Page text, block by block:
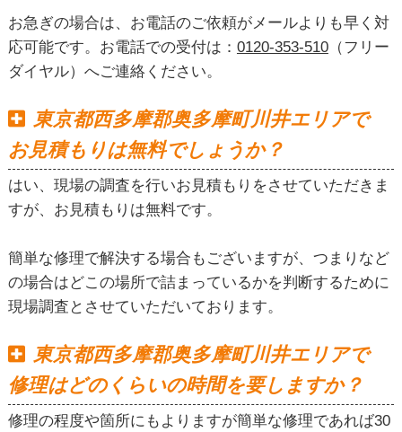
お急ぎの場合は、お電話のご依頼がメールよりも早く対
応可能です。お電話での受付は： 0120-353-510（フリー
ダイヤル）へご連絡ください。
東京都西多摩郡奥多摩町川井エリアで
お見積もりは無料でしょうか？
はい、現場の調査を行いお見積もりをさせていただきま
すが、お見積もりは無料です。
簡単な修理で解決する場合もございますが、つまりなど
の場合はどこの場所で詰まっているかを判断するために
現場調査とさせていただいております。
東京都西多摩郡奥多摩町川井エリアで
修理はどのくらいの時間を要しますか？
修理の程度や箇所にもよりますが簡単な修理であれば30